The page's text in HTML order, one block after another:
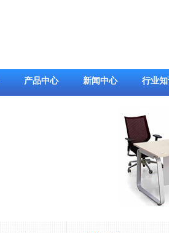
产品中心 新闻中心 行业